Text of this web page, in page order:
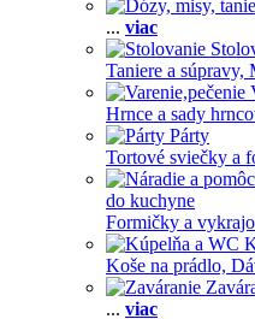
... viac
Taniere a súpravy,
Hrnce a sady
Párty
Tortové sviečky a
do kuchyne
Formičky a
Koše na prádlo,
... viac